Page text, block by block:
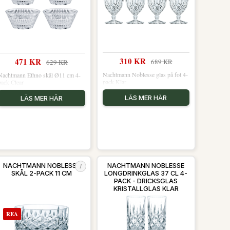
471 KR 629 KR
Ethno skål Ø11 cm 4-
pack Clear
LÄS MER HÄR
310 KR 689 KR
Nachtmann Noblesse glas på fot 4-
pack Klar
LÄS MER HÄR
I
NACHTMANN NOBLESSE
SKÅL 2-PACK 11 CM
REA
NACHTMANN NOBLESSE
LONGDRINKGLAS 37 CL 4-
PACK - DRICKSGLAS
KRISTALLGLAS KLAR